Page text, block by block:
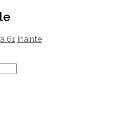
61 Inainte